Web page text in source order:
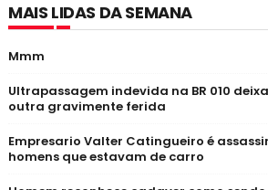
MAIS LIDAS DA SEMANA
Mmm
Ultrapassagem indevida na BR 010
outra gravimente ferida
Empresario Valter Catingueiro é
homens que estavam de carro